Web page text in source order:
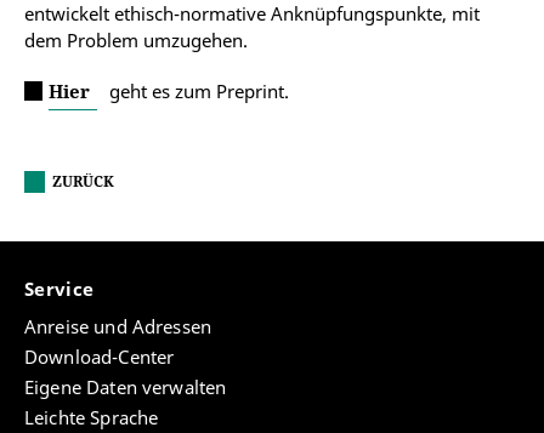
entwickelt ethisch-normative Anknüpfungspunkte, mit
dem Problem umzugehen.
Hier geht es zum Preprint.
ZURÜCK
Service
Anreise und Adressen
Download-Center
Eigene Daten verwalten
Leichte Sprache